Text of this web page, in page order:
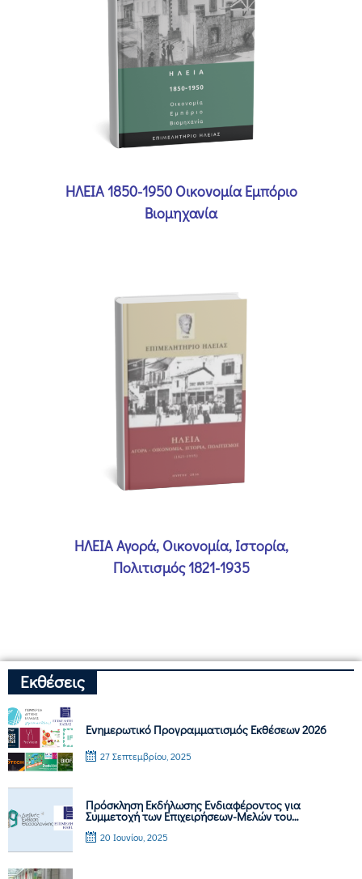
ΗΛΕΙΑ 1850-1950 Οικονομία Εμπόριο
Βιομηχανία
ΗΛΕΙΑ Αγορά, Οικονομία, Ιστορία,
Πολιτισμός 1821-1935
Εκθέσεις
Ενημερωτικό Προγραμματισμός Εκθέσεων 2026
27 Σεπτεμβρίου, 2025
Πρόσκληση Εκδήλωσης Ενδιαφέροντος για
Συμμετοχή των Επιχειρήσεων-Μελών του
Επιμελητηρίου Ηλείας στην 89η Διεθνή Έκθεση
Θεσσαλονίκης (6-14 Σεπτεμβρίου 2025)
20 Ιουνίου, 2025